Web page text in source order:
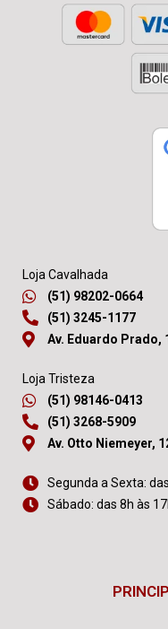
Loja Cavalhada
(51) 98202-0664
(51) 3245-1177
Av. Eduardo Prado,
Loja Tristeza
(51) 98146-0413
(51) 3268-5909
Av. Otto Niemeyer,
Segunda a Sexta:
Sábado: das 8h às